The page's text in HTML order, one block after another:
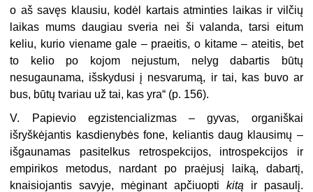
o aš savęs klausiu, kodėl kartais atminties laikas ir vilčių
laikas mums daugiau sveria nei ši valanda, tarsi eitum
keliu, kurio viename gale – praeitis, o kitame – ateitis, bet
to kelio po kojom nejustum, nelyg dabartis būtų
nesugaunama, išskydusi į nesvarumą, ir tai, kas buvo ar
bus, būtų tvariau už tai, kas yra“ (p. 156).
V. Papievio egzistencializmas – gyvas, organiškai
išryškėjantis kasdienybės fone, keliantis daug klausimų –
išgaunamas pasitelkus retrospekcijos, introspekcijos ir
empirikos metodus, nardant po praėjusį laiką, dabartį,
knaisiojantis savyje, mėginant apčiuopti kitą ir pasaulį.